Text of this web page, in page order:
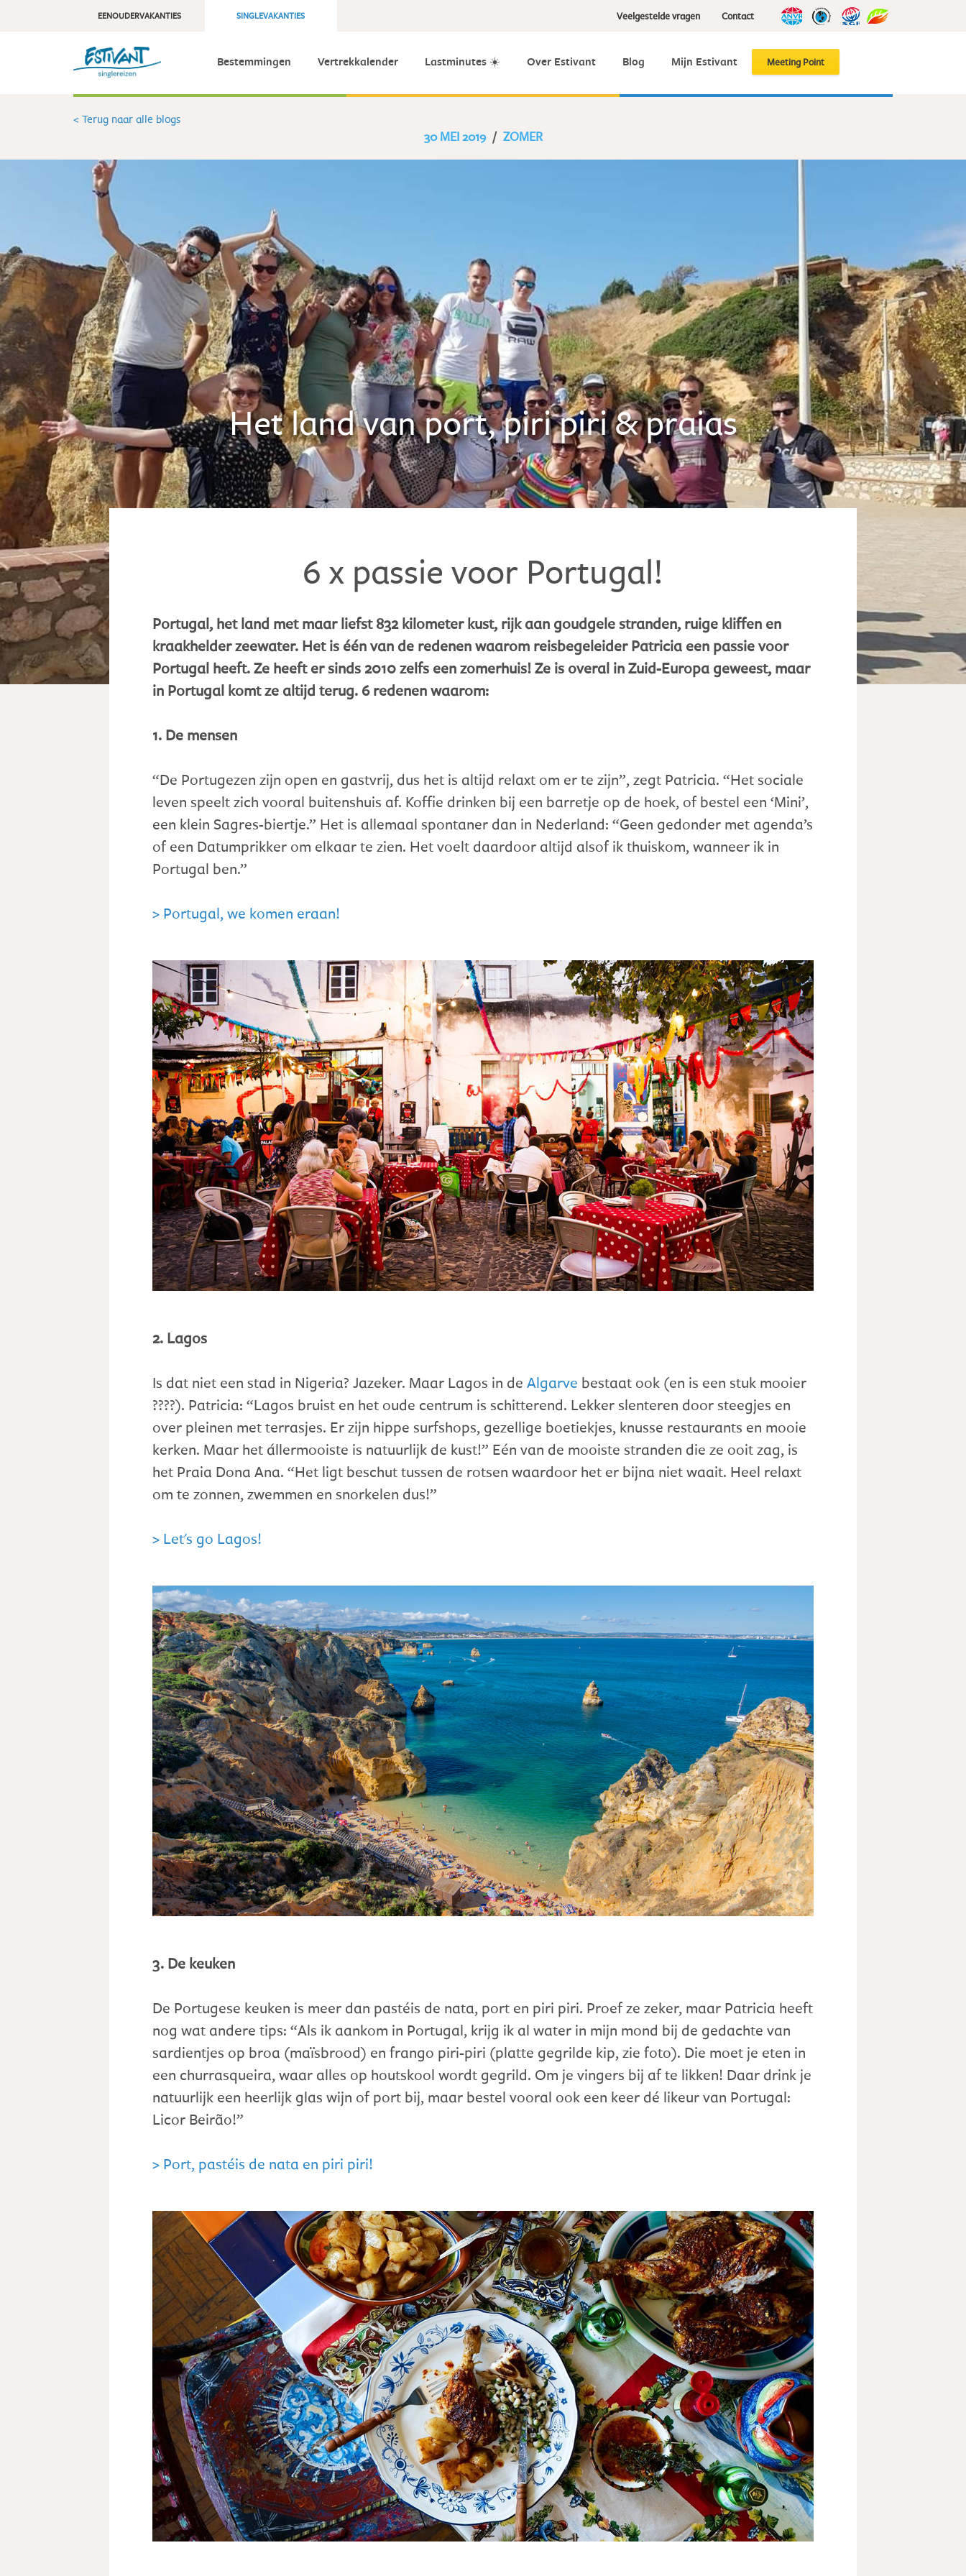
EENOUDERVAKANTIES SINGLEVAKANTIES Veelgestelde vragen Contact
Bestemmingen Vertrekkalender Lastminutes ☀️ Over Estivant Blog Mijn Estivant Meeting Point
< Terug naar alle blogs
30 MEI 2019 / ZOMER
Het land van port, piri piri & praias
6 x passie voor Portugal!
Portugal, het land met maar liefst 832 kilometer kust, rijk aan goudgele stranden, ruige kliffen en
kraakhelder zeewater. Het is één van de redenen waarom reisbegeleider Patricia een passie voor
Portugal heeft. Ze heeft er sinds 2010 zelfs een zomerhuis! Ze is overal in Zuid-Europa geweest, maar
in Portugal komt ze altijd terug. 6 redenen waarom:
1. De mensen
“De Portugezen zijn open en gastvrij, dus het is altijd relaxt om er te zijn”, zegt Patricia. “Het sociale
leven speelt zich vooral buitenshuis af. Koffie drinken bij een barretje op de hoek, of bestel een ‘Mini’,
een klein Sagres-biertje.” Het is allemaal spontaner dan in Nederland: “Geen gedonder met agenda’s
of een Datumprikker om elkaar te zien. Het voelt daardoor altijd alsof ik thuiskom, wanneer ik in
Portugal ben.”
> Portugal, we komen eraan!
2. Lagos
Is dat niet een stad in Nigeria? Jazeker. Maar Lagos in de Algarve bestaat ook (en is een stuk mooier
????). Patricia: “Lagos bruist en het oude centrum is schitterend. Lekker slenteren door steegjes en
over pleinen met terrasjes. Er zijn hippe surfshops, gezellige boetiekjes, knusse restaurants en mooie
kerken. Maar het állermooiste is natuurlijk de kust!” Eén van de mooiste stranden die ze ooit zag, is
het Praia Dona Ana. “Het ligt beschut tussen de rotsen waardoor het er bijna niet waait. Heel relaxt
om te zonnen, zwemmen en snorkelen dus!”
> Let's go Lagos!
3. De keuken
De Portugese keuken is meer dan pastéis de nata, port en piri piri. Proef ze zeker, maar Patricia heeft
nog wat andere tips: “Als ik aankom in Portugal, krijg ik al water in mijn mond bij de gedachte van
sardientjes op broa (maïsbrood) en frango piri-piri (platte gegrilde kip, zie foto). Die moet je eten in
een churrasqueira, waar alles op houtskool wordt gegrild. Om je vingers bij af te likken! Daar drink je
natuurlijk een heerlijk glas wijn of port bij, maar bestel vooral ook een keer dé likeur van Portugal:
Licor Beirão!”
> Port, pastéis de nata en piri piri!